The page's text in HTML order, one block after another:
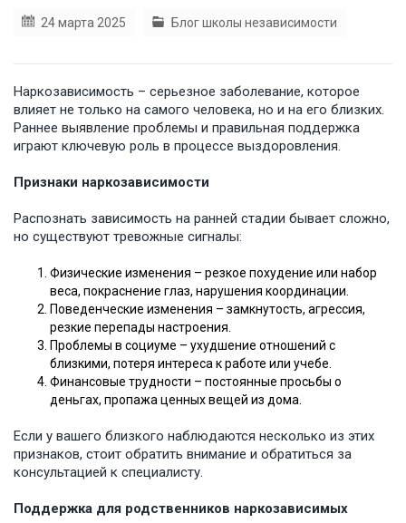
24 марта 2025 Блог школы независимости
Наркозависимость – серьезное заболевание, которое
влияет не только на самого человека, но и на его близких.
Раннее выявление проблемы и правильная поддержка
играют ключевую роль в процессе выздоровления.
Признаки наркозависимости
Распознать зависимость на ранней стадии бывает сложно,
но существуют тревожные сигналы:
Физические изменения – резкое похудение или набор
веса, покраснение глаз, нарушения координации.
Поведенческие изменения – замкнутость, агрессия,
резкие перепады настроения.
Проблемы в социуме – ухудшение отношений с
близкими, потеря интереса к работе или учебе.
Финансовые трудности – постоянные просьбы о
деньгах, пропажа ценных вещей из дома.
Если у вашего близкого наблюдаются несколько из этих
признаков, стоит обратить внимание и обратиться за
консультацией к специалисту.
Поддержка для родственников наркозависимых